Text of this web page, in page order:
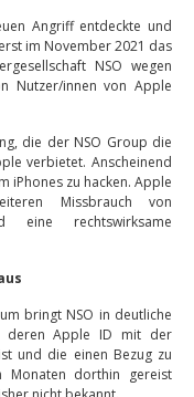
Angriff entdeckte und
im November 2021 das
NSO wegen
Nutzer/innen von Apple
die der NSO Group die
verbietet. Anscheinend
iPhones zu hacken. Apple
Missbrauch von
eine rechtswirksame
bringt NSO in deutliche
deren Apple ID mit der
und die einen Bezug zu
Monaten dorthin gereist